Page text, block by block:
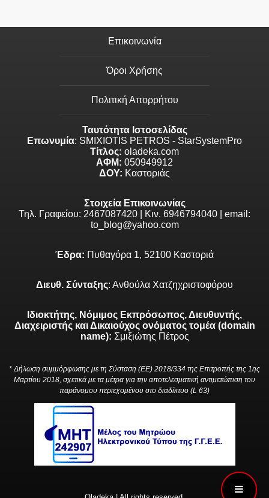
Επικοινωνία
Όροι Χρήσης
Πολιτική Απορρήτου
Ταυτότητα Ιστοσελίδας
Επωνυμία: SMIXIOTIS PETROS - StarSystemPro
Τίτλος: oladeka.com
ΑΦΜ: 050949912
ΔΟΥ: Καστοριάς
Στοιχεία Επικοινωνίας
Τηλ. Γραφείου: 2467087420 | Κιν. 6946794040 | email:
to_blog@yahoo.com
Έδρα: Πυθαγόρα 1, 52100 Καστοριά
Διευθ. Σύνταξης: Ανθούλα Χατζηχριστοφόρου
Ιδιοκτήτης, Νόμιμος Εκπρόσωπος, Διευθυντής,
Διαχειριστής και Δικαιούχος ονόματος τομέα (domain
name): Σμιξιώτης Πέτρος
* Δήλωση συμμόρφωσης με τη Σύσταση (ΕΕ) 2018/334 της Επιτροπής της 1ης
Μαρτίου 2018, σχετικά με τα μέτρα για την αποτελεσματική αντιμετώπιση του
παράνομου περιεχομένου στο διαδίκτυο (L 63)